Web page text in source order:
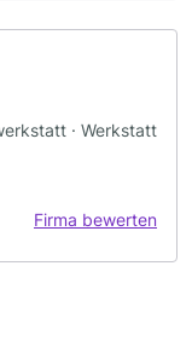
· Werkstatt
Firma bewerten